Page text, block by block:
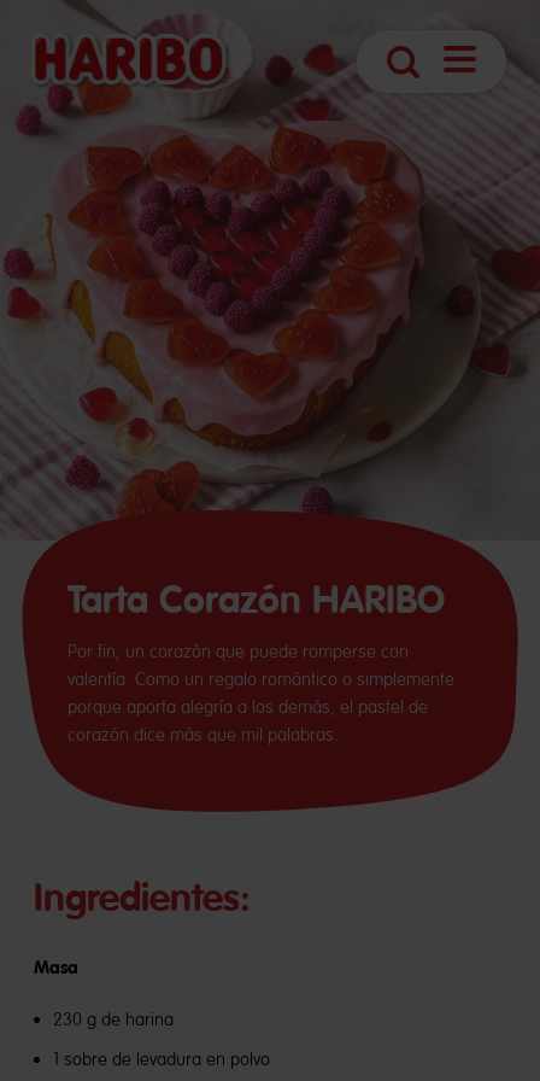
Tarta Corazón HARIBO
Por fin, un corazón que puede romperse con
valentía. Como un regalo romántico o simplemente
porque aporta alegría a los demás, el pastel de
corazón dice más que mil palabras.
Ingredientes:
Masa
230 g de harina
1 sobre de levadura en polvo